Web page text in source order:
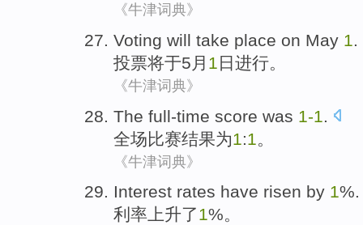
《牛津词典》
Voting will take place on May 1.
投票将于5月 1 日 进行。
《牛津词典》
The full-time score was 1-1
全场比赛结果为1 :1 。
《牛津词典》
Interest rates have risen by 1%.
利率 上升了1%。